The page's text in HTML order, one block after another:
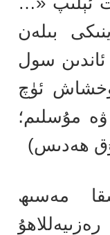
بىلەن
سول
ئۈچ
مۇسلىم؛
مەسىھ